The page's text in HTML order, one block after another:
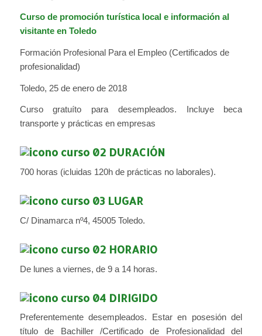
Curso de promoción turística local e información al
visitante en Toledo
Formación Profesional Para el Empleo (Certificados de
profesionalidad)
Toledo, 25 de enero de 2018
Curso gratuíto para desempleados. Incluye beca
transporte y prácticas en empresas
DURACIÓN
700 horas (icluidas 120h de prácticas no laborales).
LUGAR
C/ Dinamarca nº4, 45005 Toledo.
HORARIO
De lunes a viernes, de 9 a 14 horas.
DIRIGIDO
Preferentemente desempleados. Estar en posesión del
título de Bachiller /Certificado de Profesionalidad del